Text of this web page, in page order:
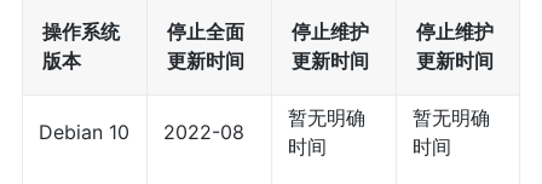
操作系统
版本
停止全面
更新时间
停止维护
更新时间
停止维护
更新时间
Debian 10 2022-08
暂无明确
时间
暂无明确
时间